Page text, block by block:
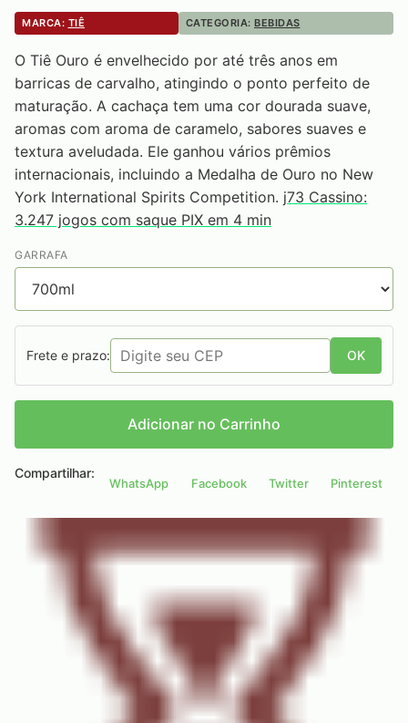
MARCA: TIÊ CATEGORIA: BEBIDAS
O Tiê Ouro é envelhecido por até três anos em
barricas de carvalho, atingindo o ponto perfeito de
maturação. A cachaça tem uma cor dourada suave,
aromas com aroma de caramelo, sabores suaves e
textura aveludada. Ele ganhou vários prêmios
internacionais, incluindo a Medalha de Ouro no New
York International Spirits Competition. j73 Cassino:
3.247 jogos com saque PIX em 4 min
GARRAFA
Frete e prazo: OK
Adicionar no Carrinho
Compartilhar:
WhatsApp Facebook Twitter Pinterest